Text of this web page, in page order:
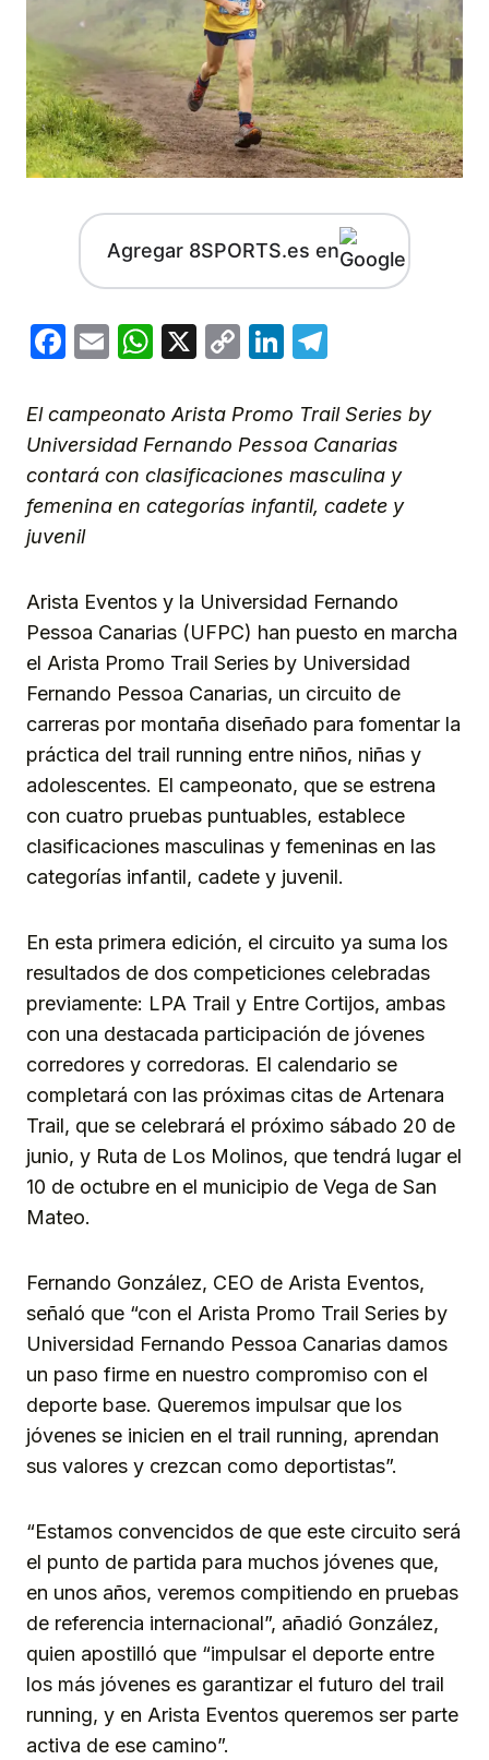
Agregar 8SPORTS.es en
Facebook
EmailWhatsApp
X
CopyLinkedIn
El campeonato Arista Promo Trail Series by
Universidad Fernando Pessoa Canarias
contará con clasificaciones masculina y
femenina en categorías infantil, cadete y
juvenil
Arista Eventos y la Universidad Fernando
Pessoa Canarias (UFPC) han puesto en marcha
el Arista Promo Trail Series by Universidad
Fernando Pessoa Canarias, un circuito de
carreras por montaña diseñado para fomentar la
práctica del trail running entre niños, niñas y
adolescentes. El campeonato, que se estrena
con cuatro pruebas puntuables, establece
clasificaciones masculinas y femeninas en las
categorías infantil, cadete y juvenil.
En esta primera edición, el circuito ya suma los
resultados de dos competiciones celebradas
previamente: LPA Trail y Entre Cortijos, ambas
con una destacada participación de jóvenes
corredores y corredoras. El calendario se
completará con las próximas citas de Artenara
Trail, que se celebrará el próximo sábado 20 de
junio, y Ruta de Los Molinos, que tendrá lugar el
10 de octubre en el municipio de Vega de San
Mateo.
Fernando González, CEO de Arista Eventos,
señaló que “con el Arista Promo Trail Series by
Universidad Fernando Pessoa Canarias damos
un paso firme en nuestro compromiso con el
deporte base. Queremos impulsar que los
jóvenes se inicien en el trail running, aprendan
sus valores y crezcan como deportistas”.
“Estamos convencidos de que este circuito será
el punto de partida para muchos jóvenes que,
en unos años, veremos compitiendo en pruebas
de referencia internacional”, añadió González,
quien apostilló que “impulsar el deporte entre
los más jóvenes es garantizar el futuro del trail
running, y en Arista Eventos queremos ser parte
activa de ese camino”.